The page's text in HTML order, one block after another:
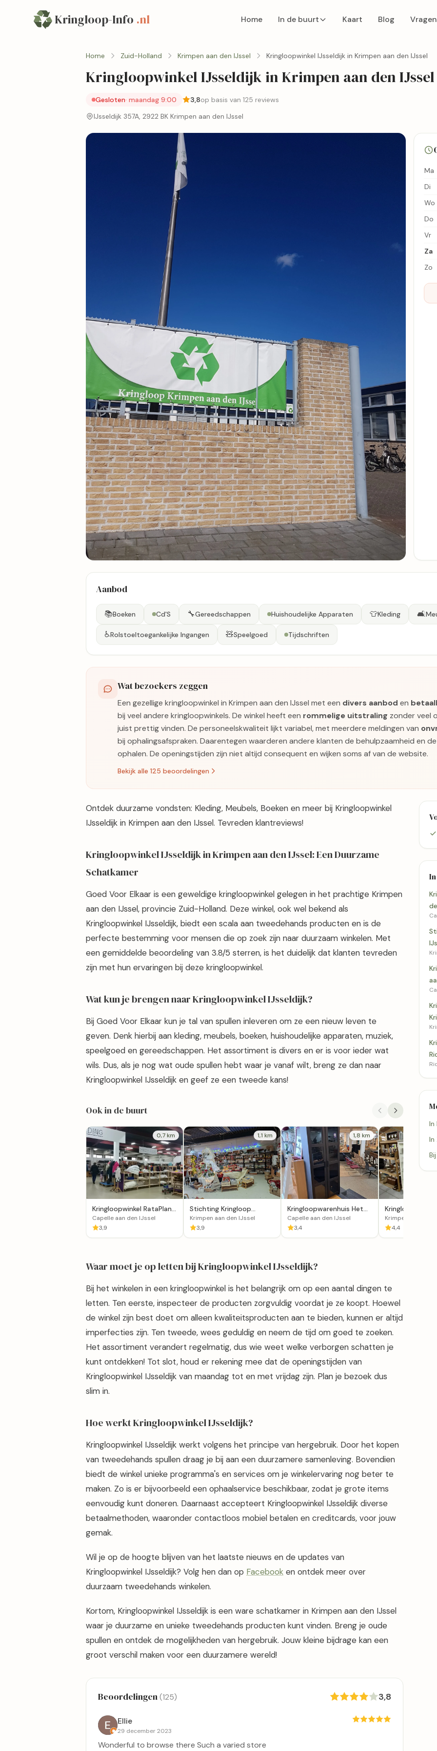
Kringloop-Info .nl Home In de buurt Kaart Blog
Home Zuid-Holland Krimpen aan den IJssel Kringloopwinkel IJsseldijk in Krimpen aan den IJssel
Kringloopwinkel IJsseldijk in Krimpen aan den IJssel
Gesloten· maandag 9:00 3,8op basis van 125 reviews
IJsseldijk 357A, 2922 BK Krimpen aan den IJssel
Bekijk kaart
Ma
Di
Wo
Do
Vr
Za
Zo
Aanbod
📚Boeken Cd'S 🔧Gereedschappen Huishoudelijke Apparaten 👕Kleding 🛋️
♿Rolstoeltoegankelijke Ingangen 🧸Speelgoed Tijdschriften
Wat bezoekers zeggen
Een gezellige kringloopwinkel in Krimpen aan den IJssel met een divers aanbod en
bij veel andere kringloopwinkels. De winkel heeft een rommelige uitstraling zonder veel
juist prettig vinden. De personeelskwaliteit lijkt variabel, met meerdere meldingen van
bij ophalingsafspraken. Daarentegen waarderen andere klanten de behulpzaamheid en
ophalen. De openingstijden zijn niet altijd consequent en wijken soms af van de website.
Bekijk alle 125 beoordelingen
Ontdek duurzame vondsten: Kleding, Meubels, Boeken en meer bij Kringloopwinkel
IJsseldijk in Krimpen aan den IJssel. Tevreden klantreviews!
Kringloopwinkel IJsseldijk in Krimpen aan den IJssel: Een Duurzame
Schatkamer
Goed Voor Elkaar is een geweldige kringloopwinkel gelegen in het prachtige Krimpen
aan den IJssel, provincie Zuid-Holland. Deze winkel, ook wel bekend als
Kringloopwinkel IJsseldijk, biedt een scala aan tweedehands producten en is de
perfecte bestemming voor mensen die op zoek zijn naar duurzaam winkelen. Met
een gemiddelde beoordeling van 3.8/5 sterren, is het duidelijk dat klanten tevreden
zijn met hun ervaringen bij deze kringloopwinkel.
Wat kun je brengen naar Kringloopwinkel IJsseldijk?
Bij Goed Voor Elkaar kun je tal van spullen inleveren om ze een nieuw leven te
geven. Denk hierbij aan kleding, meubels, boeken, huishoudelijke apparaten, muziek,
speelgoed en gereedschappen. Het assortiment is divers en er is voor ieder wat
wils. Dus, als je nog wat oude spullen hebt waar je vanaf wilt, breng ze dan naar
Kringloopwinkel IJsseldijk en geef ze een tweede kans!
Ook in de buurt
0,7 km
Kringloopwinkel RataPlan
Capelle aan den IJssel
Capelle aan den IJssel
3,9
1,1 km
Stichting Kringloop
Krimpen aan den IJssel
Krimpen aan den IJssel
3,9
1,8 km
Kringloopwarenhuis Het
Goed in Capelle aan den
IJssel
Capelle aan den IJssel
3,4
Kringloop
Krimpenerwaard
Krimpen aan de Lek
4,4
Waar moet je op letten bij Kringloopwinkel IJsseldijk?
Bij het winkelen in een kringloopwinkel is het belangrijk om op een aantal dingen te
letten. Ten eerste, inspecteer de producten zorgvuldig voordat je ze koopt. Hoewel
de winkel zijn best doet om alleen kwaliteitsproducten aan te bieden, kunnen er altijd
imperfecties zijn. Ten tweede, wees geduldig en neem de tijd om goed te zoeken.
Het assortiment verandert regelmatig, dus wie weet welke verborgen schatten je
kunt ontdekken! Tot slot, houd er rekening mee dat de openingstijden van
Kringloopwinkel IJsseldijk van maandag tot en met vrijdag zijn. Plan je bezoek dus
slim in.
Hoe werkt Kringloopwinkel IJsseldijk?
Kringloopwinkel IJsseldijk werkt volgens het principe van hergebruik. Door het kopen
van tweedehands spullen draag je bij aan een duurzamere samenleving. Bovendien
biedt de winkel unieke programma's en services om je winkelervaring nog beter te
maken. Zo is er bijvoorbeeld een ophaalservice beschikbaar, zodat je grote items
eenvoudig kunt doneren. Daarnaast accepteert Kringloopwinkel IJsseldijk diverse
betaalmethoden, waaronder contactloos mobiel betalen en creditcards, voor jouw
gemak.
Wil je op de hoogte blijven van het laatste nieuws en de updates van
Kringloopwinkel IJsseldijk? Volg hen dan op Facebook en ontdek meer over
duurzaam tweedehands winkelen.
Kortom, Kringloopwinkel IJsseldijk is een ware schatkamer in Krimpen aan den IJssel
waar je duurzame en unieke tweedehands producten kunt vinden. Breng je oude
spullen en ontdek de mogelijkheden van hergebruik. Jouw kleine bijdrage kan een
groot verschil maken voor een duurzamere wereld!
Beoordelingen(125) 3,8
Ellie
29 december 2023
Wonderful to browse there Such a varied store
In
In